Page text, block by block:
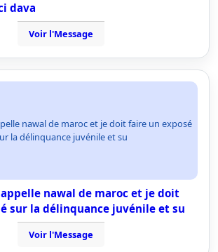
dava
Voir l'Message
nawal de maroc et je doit faire un exposé
la délinquance juvénile et su
nawal de maroc et je doit
sur la délinquance juvénile et su
Voir l'Message